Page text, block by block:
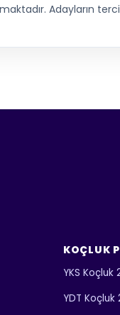
Adayların
KOÇLUK
YKS Koçluk
YDT Koçluk